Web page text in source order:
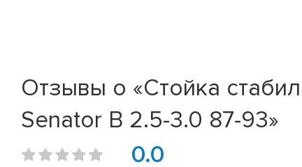
Отзывы о «Стойка
Senator B 2.5-3.0 87-93»
0.0